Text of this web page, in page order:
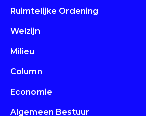
Ruimtelijke Ordening
Welzijn
Milieu
Column
Economie
Algemeen Bestuur